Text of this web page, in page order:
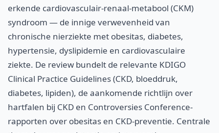
erkende cardiovasculair-renaal-metabool (CKM)
syndroom — de innige verwevenheid van
chronische nierziekte met obesitas, diabetes,
hypertensie, dyslipidemie en cardiovasculaire
ziekte. De review bundelt de relevante KDIGO
Clinical Practice Guidelines (CKD, bloeddruk,
diabetes, lipiden), de aankomende richtlijn over
hartfalen bij CKD en Controversies Conference-
rapporten over obesitas en CKD-preventie. Centrale